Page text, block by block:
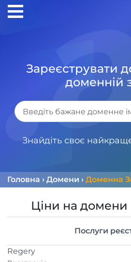
Зареєструвати
доменній
Знайдіть своє
Головна › Домени › Доменна
Ціни на домени
Послуги
Regery